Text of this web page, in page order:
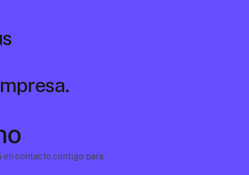
contacto contigo para